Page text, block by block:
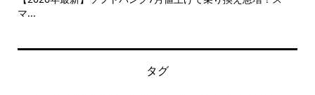
マ...
タグ